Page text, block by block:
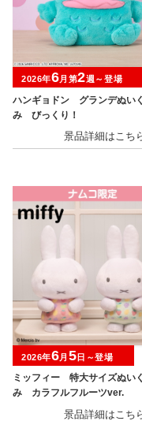
ハンギョドン グランデぬい
み びっくり！
2026年6月第2週～登場
ミッフィー 特大サイズぬい
み カラフルフルーツver.
2026年6月 5日～登場